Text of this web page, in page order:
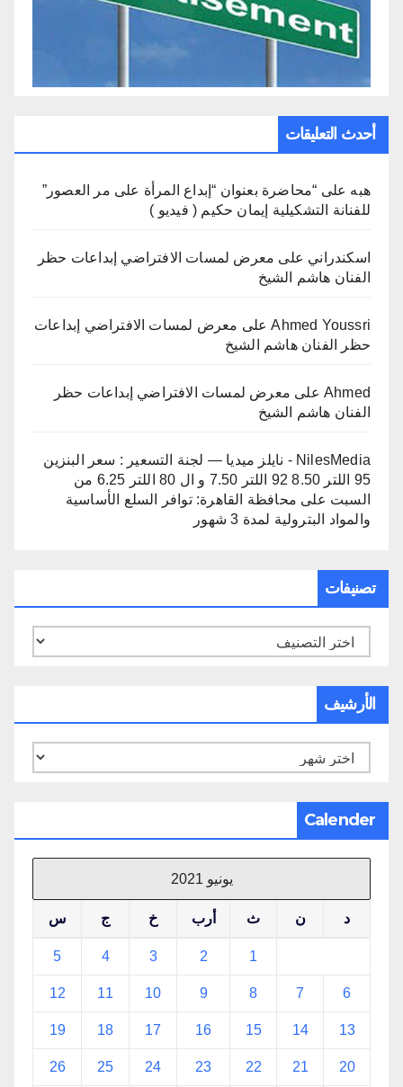
أحدث التعليقات
هبه على “محاضرة بعنوان “إبداع المرأة على مر العصور”
للفنانة التشكيلية إيمان حكيم ( فيديو )
اسكندراني على معرض لمسات الافتراضي إبداعات حظر
الفنان هاشم الشيخ
Ahmed Youssriعلى معرض لمسات الافتراضي إبداعات
حظر الفنان هاشم الشيخ
Ahmed على معرض لمسات الافتراضي إبداعات حظر
الفنان هاشم الشيخ
NilesMedia - نايلز ميديا — لجنة التسعير : سعر البنزين
95 اللتر 8.50 92 اللتر 7.50 و ال 80 اللتر 6.25 من
السبت على محافظة القاهرة: توافر السلع الأساسية
والمواد البترولية لمدة 3 شهور
تصنيفات
تصنيفات
الأرشيف
الأرشيف
Calender
يونيو 2021
د ن ث أرب خ ج س
1
2
3
4
5
6
7
8
9
10
11
12
13
14
15
16
17
18
19
20
21
22
23
24
25
26